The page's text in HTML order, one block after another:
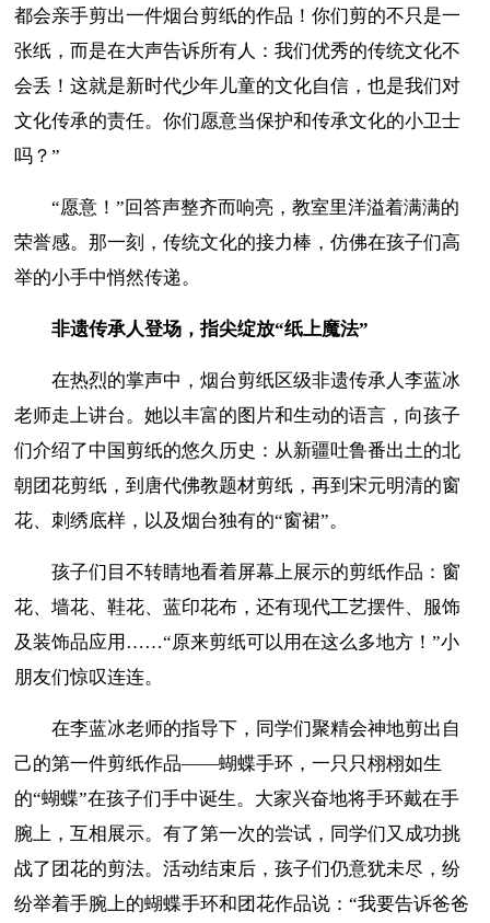
都会亲手剪出一件烟台剪纸的作品！你们剪的不只是一
张纸，而是在大声告诉所有人：我们优秀的传统文化不
会丢！这就是新时代少年儿童的文化自信，也是我们对
文化传承的责任。你们愿意当保护和传承文化的小卫士
吗？”
“愿意！”回答声整齐而响亮，教室里洋溢着满满的
荣誉感。那一刻，传统文化的接力棒，仿佛在孩子们高
举的小手中悄然传递。
非遗传承人登场，指尖绽放“纸上魔法”
在热烈的掌声中，烟台剪纸区级非遗传承人李蓝冰
老师走上讲台。她以丰富的图片和生动的语言，向孩子
们介绍了中国剪纸的悠久历史：从新疆吐鲁番出土的北
朝团花剪纸，到唐代佛教题材剪纸，再到宋元明清的窗
花、刺绣底样，以及烟台独有的“窗裙”。
孩子们目不转睛地看着屏幕上展示的剪纸作品：窗
花、墙花、鞋花、蓝印花布，还有现代工艺摆件、服饰
及装饰品应用……“原来剪纸可以用在这么多地方！”小
朋友们惊叹连连。
在李蓝冰老师的指导下，同学们聚精会神地剪出自
己的第一件剪纸作品——蝴蝶手环，一只只栩栩如生
的“蝴蝶”在孩子们手中诞生。大家兴奋地将手环戴在手
腕上，互相展示。有了第一次的尝试，同学们又成功挑
战了团花的剪法。活动结束后，孩子们仍意犹未尽，纷
纷举着手腕上的蝴蝶手环和团花作品说：“我要告诉爸爸